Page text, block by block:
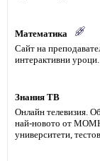
Математика
Сайт на
интерактивни уроци.
Знания ТВ
Онлайн телевизия.
най-новото от
университети,